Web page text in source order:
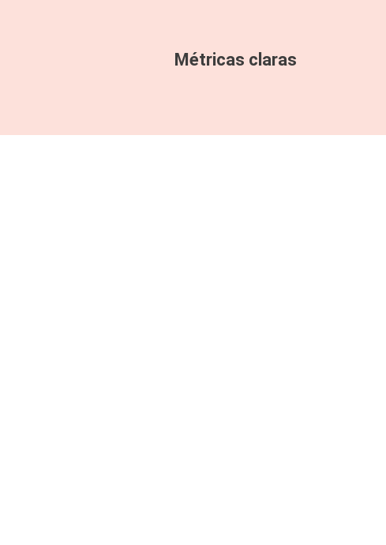
Métricas claras